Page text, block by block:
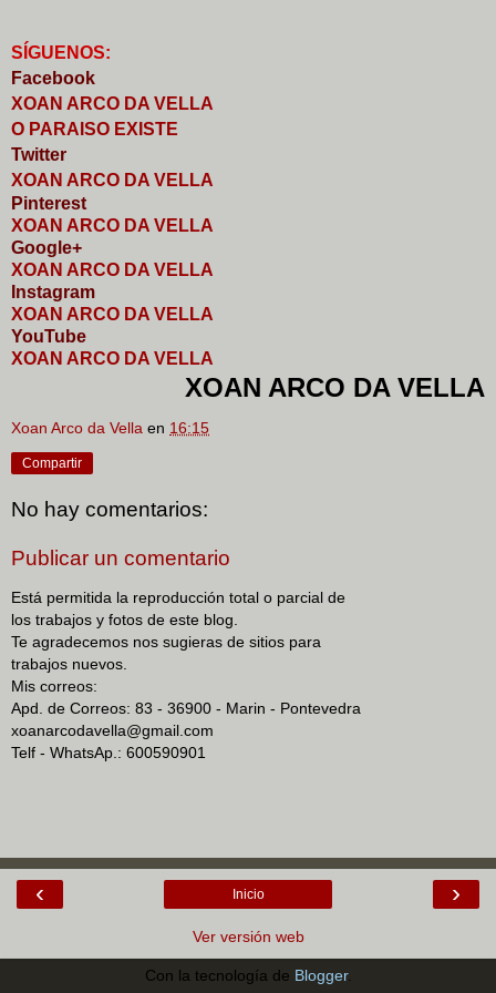
S GUENOS:
Facebook
XOAN ARCO DA VELLA
O PARAISO EXISTE
Twitter
XOAN ARCO DA VELLA
Pinterest
XOAN ARCO DA VELLA
Google+
XOAN ARCO DA VELLA
nstagram
XOAN ARCO DA VELLA
YouTube
XOAN ARCO DA VELLA
XOAN ARCO DA VELLA
Xoan Arco da Vella en 16:15
Compartir
No hay comentarios:
Publicar un comentario
Está permitida la reproducción total o parcial de
los trabajos y fotos de este blog.
Te agradecemos nos sugieras de sitios para
trabajos nuevos.
Mis correos:
Apd. de Correos: 83 - 36900 - Marin - Pontevedra
xoanarcodavella@gmail.com
Telf - WhatsAp.: 600590901
‹ ›
Inicio
Ver versión web
Con la tecnología de Blogger.